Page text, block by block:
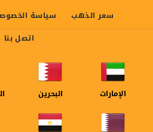
سعر الذهب
سياسة
اتصل بنا
الإمارات البحرين